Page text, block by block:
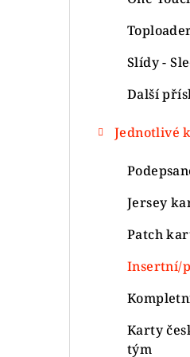
Slídy -
Další
Jednotlivé
Jersey
Patch
Insertní/
Karty
tým